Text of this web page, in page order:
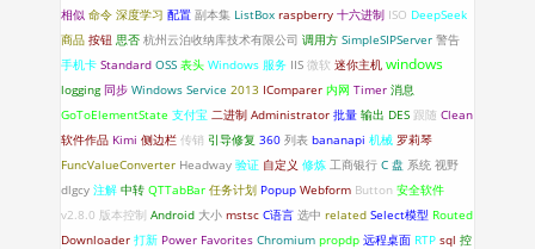
相似 命令 深度学习 配置 副本集 ListBox raspberry 十六进制 ISO DeepSeek
商品 按钮 思否 杭州云泊收纳库技术有限公司 调用方 SimpleSIPServer 警告
手机卡 Standard OSS 表头 Windows 服务 IIS 微软 迷你主机 windows
logging 同步 Windows Service 2013 IComparer 内网 Timer 消息
GoToElementState 支付宝 二进制 Administrator 批量 输出 DES 跟随 Clean
软件作品 Kimi 侧边栏 传销 引导修复 360 列表 bananapi 机械 罗莉琴
FuncValueConverter Headway 验证 自定义 修炼 工商银行 C 盘 系统 视野
dlgcy 注解 中转 QTTabBar 任务计划 Popup Webform Button 安全软件
v2.8.0 版本控制 Android 大小 mstsc C语言 选中 related Select模型 Routed
Downloader 打新 Power Favorites Chromium propdp 远程桌面 RTP sql 控